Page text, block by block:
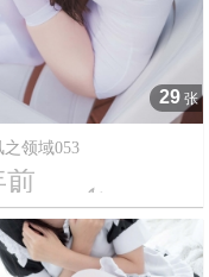
29 张
之领域053
前
12 14235